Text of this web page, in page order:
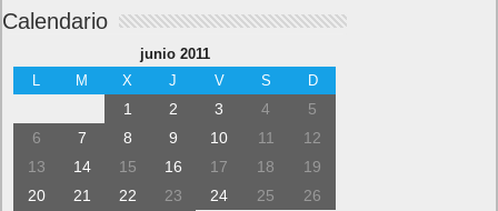
Calendario
junio 2011
M X J V S D
1 2 3 4
5
6
7 8 9 10 11
12
13
14 15 16 17 18
19
20
21 22 23 24 25
26